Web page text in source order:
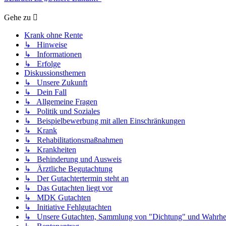
Gehe zu
Krank ohne Rente
↳ Hinweise
↳ Informationen
↳ Erfolge
Diskussionsthemen
↳ Unsere Zukunft
↳ Dein Fall
↳ Allgemeine Fragen
↳ Politik und Soziales
↳ Beispielbewerbung mit allen Einschränkungen
↳ Krank
↳ Rehabilitationsmaßnahmen
↳ Krankheiten
↳ Behinderung und Ausweis
↳ Ärztliche Begutachtung
↳ Der Gutachtertermin steht an
↳ Das Gutachten liegt vor
↳ MDK Gutachten
↳ Initiative Fehlgutachten
↳ Unsere Gutachten, Sammlung von "Dichtung" und